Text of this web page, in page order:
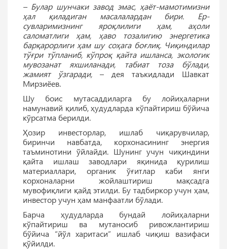
– Булар шунчаки завод эмас, ҳаёт-мамотимизни
ҳал қиладиган масалалардан бири. Ер-
сувларимизнинг яроқлилиги ҳам, аҳоли
саломатлиги ҳам, ҳаво тозалигию энергетика
барқарорлиги ҳам шу соҳага боғлиқ. Чиқиндилар
тўғри тўпланиб, кўпроқ қайта ишланса, экологик
мувозанат яхшиланади, табиат тоза бўлади,
жамият ўзгаради, – дея таъкидлади Шавкат
Мирзиёев.
Шу боис мутасаддиларга бу лойиҳаларни
намунавий қилиб, ҳудудларда кўпайтириш бўйича
кўрсатма берилди.
Ҳозир инвесторлар, ишлаб чиқарувчилар,
биринчи навбатда, корхонасининг энергия
таъминотини ўйлайди. Шунинг учун чиқиндини
қайта ишлаш заводлари яқинида қурилиш
материаллари, органик ўғитлар каби янги
корхоналарни жойлаштириш мақсадга
мувофиқлиги қайд этилди. Бу тадбиркор учун ҳам,
инвестор учун ҳам манфаатли бўлади.
Барча ҳудудларда бундай лойиҳаларни
кўпайтириш ва мутаносиб ривожлантириш
бўйича “йўл харитаси” ишлаб чиқиш вазифаси
қўйилди.